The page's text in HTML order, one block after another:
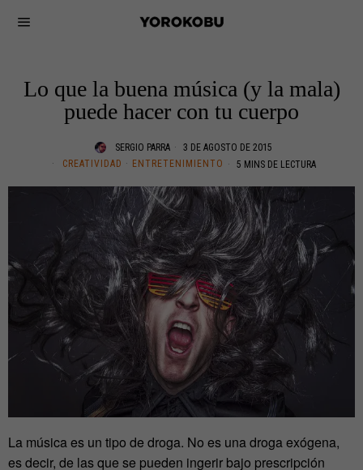
Lo que la buena música (y la mala)
puede hacer con tu cuerpo
SERGIO PARRA
3 DE AGOSTO DE 2015
CREATIVIDAD · ENTRETENIMIENTO 5 MINS DE LECTURA
La música es un tipo de droga. No es una droga exógena,
es decir, de las que se pueden ingerir bajo prescripción